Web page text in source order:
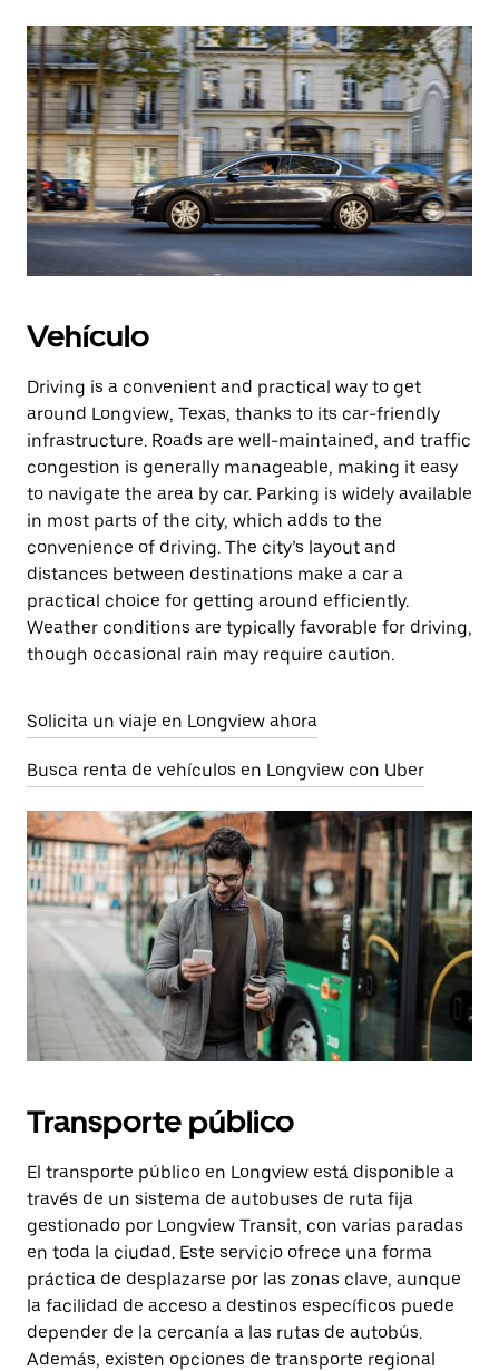
Vehículo
Driving is a convenient and practical way to get
around Longview, Texas, thanks to its car-friendly
infrastructure. Roads are well-maintained, and traffic
congestion is generally manageable, making it easy
to navigate the area by car. Parking is widely available
in most parts of the city, which adds to the
convenience of driving. The city’s layout and
distances between destinations make a car a
practical choice for getting around efficiently.
Weather conditions are typically favorable for driving,
though occasional rain may require caution.
Solicita un viaje en Longview ahora
Busca renta de vehículos en Longview con Uber
Transporte público
El transporte público en Longview está disponible a
través de un sistema de autobuses de ruta fija
gestionado por Longview Transit, con varias paradas
en toda la ciudad. Este servicio ofrece una forma
práctica de desplazarse por las zonas clave, aunque
la facilidad de acceso a destinos específicos puede
depender de la cercanía a las rutas de autobús.
Además, existen opciones de transporte regional